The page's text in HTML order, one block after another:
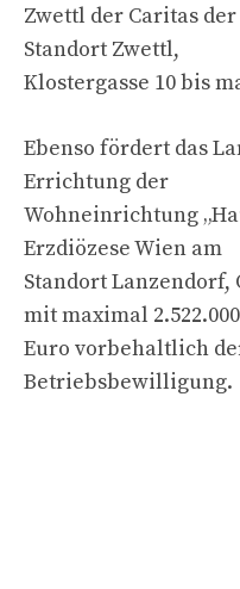
Zwettl der Caritas
Standort Zwettl,
Klostergasse 10 bis
Ebenso fördert das
Errichtung der
Wohneinrichtung
Erzdiözese Wien am
Standort Lanzendorf,
mit maximal 2.522.000
Euro vorbehaltlich
Betriebsbewilligung.